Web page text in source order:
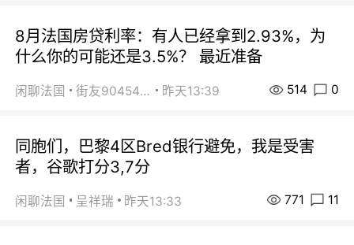
8月法国房贷利率：有人已经拿到2.93%，为
什么你的可能还是3.5%？ 最近准备
闲聊法国 街友90454511 昨天13:39 514 0
同胞们，巴黎4区Bred银行避免，我是受害
者，谷歌打分3,7分
闲聊法国 呈祥瑞 昨天13:33 771 11